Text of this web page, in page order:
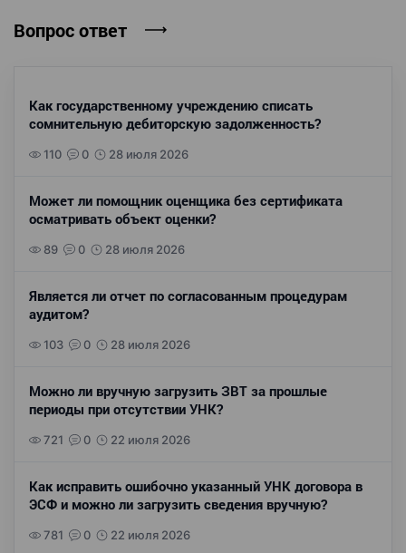
Вопрос ответ
Как государственному учреждению списать
сомнительную дебиторскую задолженность?
110 0 28 июля 2026
Может ли помощник оценщика без сертификата
осматривать объект оценки?
89 0 28 июля 2026
Является ли отчет по согласованным процедурам
аудитом?
103 0 28 июля 2026
Можно ли вручную загрузить ЗВТ за прошлые
периоды при отсутствии УНК?
721 0 22 июля 2026
Как исправить ошибочно указанный УНК договора в
ЭСФ и можно ли загрузить сведения вручную?
781 0 22 июля 2026